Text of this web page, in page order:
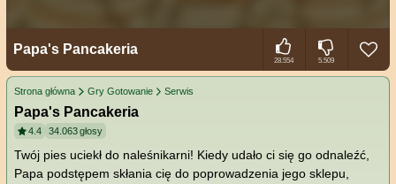
Papa's Pancakeria
28.554 5.509
Strona główna Gry Gotowanie Serwis
Papa's Pancakeria
4.4 34.063głosy
Twój pies uciekł do naleśnikarni! Kiedy udało ci się go odnaleźć,
Papa podstępem skłania cię do poprowadzenia jego sklepu,